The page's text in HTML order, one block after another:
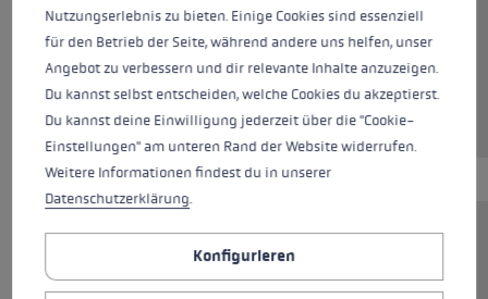
Farben black-anthracite grey
Trigger 1 V2 Ersatzschlaufe für Nordic Walking.
Stufenlos verstellbar mit Klettband.
Nutzungserlebnis zu bieten. Einige Cookies sind essenziell
für den Betrieb der Seite, während andere uns helfen, unser
Angebot zu verbessern und dir relevante Inhalte anzuzeigen.
Du kannst selbst entscheiden, welche Cookies du akzeptierst.
Du kannst deine Einwilligung jederzeit über die "Cookie-
Einstellungen" am unteren Rand der Website widerrufen.
Weitere Informationen findest du in unserer
Datenschutzerklärung.
Konfigurieren